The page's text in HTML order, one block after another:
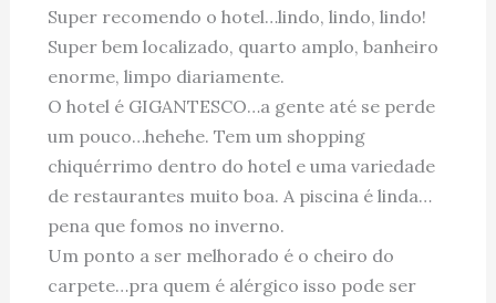
Super recomendo o hotel…lindo, lindo, lindo!
Super bem localizado, quarto amplo, banheiro
enorme, limpo diariamente.
O hotel é GIGANTESCO…a gente até se perde
um pouco…hehehe. Tem um shopping
chiquérrimo dentro do hotel e uma variedade
de restaurantes muito boa. A piscina é linda…
pena que fomos no inverno.
Um ponto a ser melhorado é o cheiro do
carpete…pra quem é alérgico isso pode ser